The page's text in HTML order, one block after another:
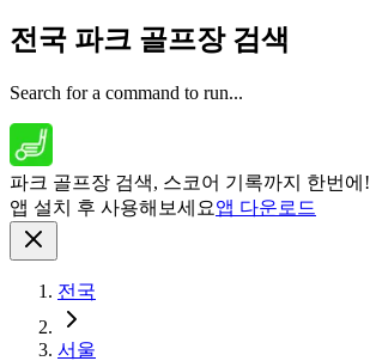
전국 파크 골프장 검색
Search for a command to run...
파크 골프장 검색, 스코어 기록까지 한번에!
앱 설치 후 사용해보세요앱 다운로드
전국
서울